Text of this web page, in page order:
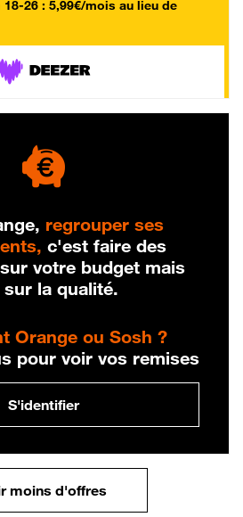
18-26 : 5,99€/mois au lieu de
regrouper ses
c'est faire des
votre budget mais
sur la qualité.
Orange ou Sosh ?
pour voir vos remises
S'identifier
moins d'offres